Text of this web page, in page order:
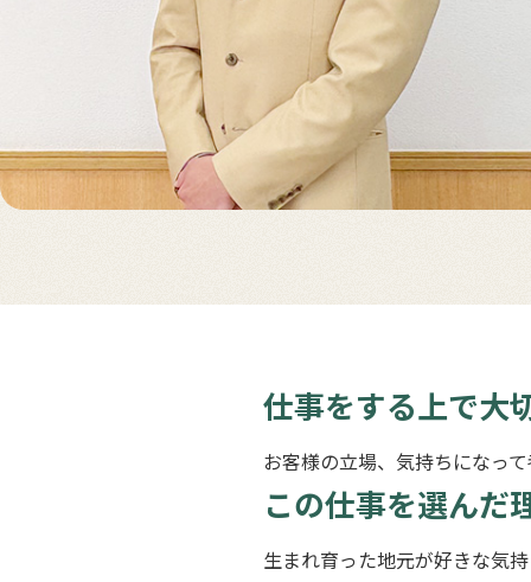
仕事をする上で大
お客様の立場、気持ちになっ
この仕事を選んだ
生まれ育った地元が好きな気